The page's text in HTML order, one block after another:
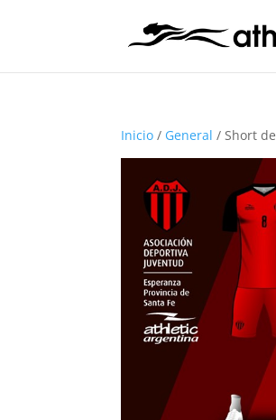
Inicio / General / Short